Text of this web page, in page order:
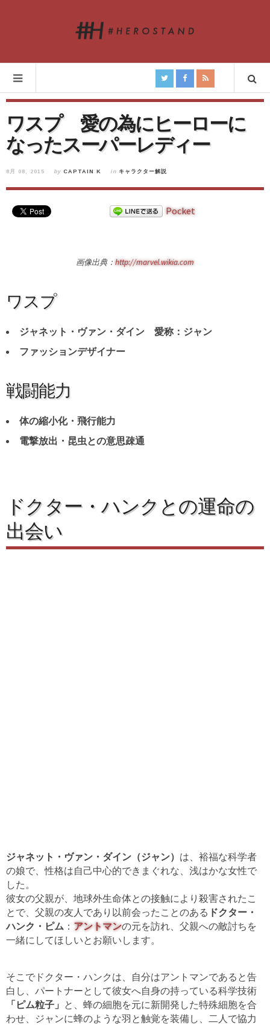
ワスプ 愛の為にヒーローに
なったスーパーレディー
8月 08, 2015 by CAPTAIN K in キャラクター解説
Pocket
画像出典： http://marvel.wikia.com
ワスプ
ジャネット・ヴァン・ダイン 愛称：ジャン
ファッションデザイナー
戦闘能力
体の縮小化・飛行能力
電撃放出・昆虫との意思疎通
ドクター・ハンクとの運命の
出会い
ジャネット・ヴァン・ダイン（ジャン） は、裕福な科学者
の娘で、性格は自己中心的できまぐれな、浅はかな女性で
した。
彼女の父親が、地球外生命体との接触により殺害されたこ
とで、父親の友人であり以前会ったことのある ドクター・
ハンク・ピム ： アントマンの元を訪れ、父親への敵討ちを
一緒にしてほしいとお願いします。
そこでドクター・ハンクは、自分はアントマンであると告
白し、パートナーとして彼女へ自身の持っている科学技術
「ピム粒子」 と、蜂の細胞を元に新開発した特殊細胞を合
わせ、ジャンに蜂のような羽と触覚を装備し、二人で協力